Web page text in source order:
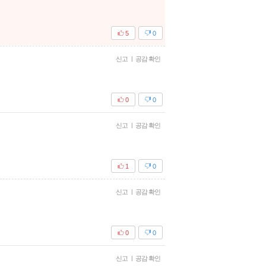
0
5
신고 | 공감 확인
0
0
신고 | 공감 확인
0
1
신고 | 공감 확인
0
0
신고 | 공감 확인